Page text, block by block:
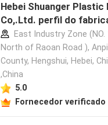
Hebei Shuanger Plastic
Co,.Ltd. perfil do
East Industry Zone (NO.
North of Raoan Road ),
County, Hengshui, Hebei,
,China
5.0
Fornecedor verificado